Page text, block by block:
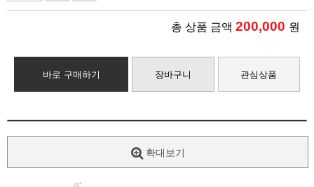
총 상품 금액 200,000 원
바로 구매하기 장바구니 관심상품
확대보기